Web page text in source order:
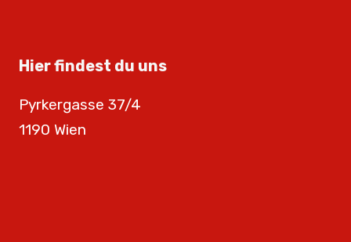
Hier findest du uns
Pyrkergasse 37/4
1190 Wien